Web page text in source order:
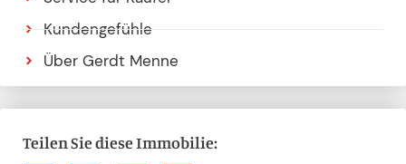
Kundengefühle
Über Gerdt Menne
Teilen Sie diese Immobilie: